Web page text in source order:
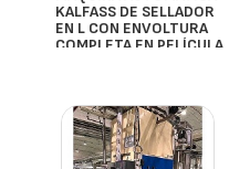
KALFASS DE SELLADOR
EN L CON ENVOLTURA
COMPLETA EN PELÍCULA